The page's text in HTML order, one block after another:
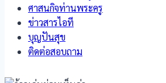
ศาสนกิจท่านพระครู
ข่าวสารไอที
บุญปันสุข
ติดต่อสอบถาม